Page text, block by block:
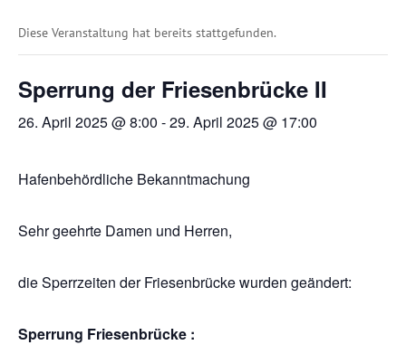
Diese Veranstaltung hat bereits stattgefunden.
Sperrung der Friesenbrücke II
26. April 2025 @ 8:00 -29. April 2025 @ 17:00
Hafenbehördliche Bekanntmachung
Sehr geehrte Damen und Herren,
die Sperrzeiten der Friesenbrücke wurden geändert:
Sperrung Friesenbrücke :